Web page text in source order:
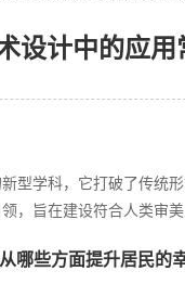
设计中的应
型学科，它打破了传统
，旨在建设符合人类审
哪些方面提升居民的